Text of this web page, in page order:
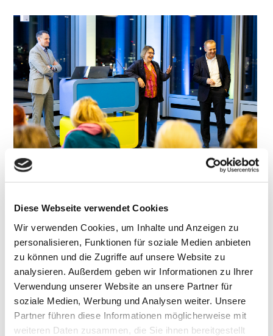
Diese Webseite verwendet Cookies
Wir verwenden Cookies, um Inhalte und Anzeigen zu
personalisieren, Funktionen für soziale Medien anbieten
zu können und die Zugriffe auf unsere Website zu
analysieren. Außerdem geben wir Informationen zu Ihrer
Verwendung unserer Website an unsere Partner für
soziale Medien, Werbung und Analysen weiter. Unsere
Partner führen diese Informationen möglicherweise mit
weiteren Daten zusammen, die Sie ihnen bereitgestellt